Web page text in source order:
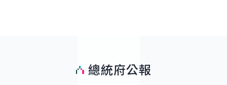
總統府公報